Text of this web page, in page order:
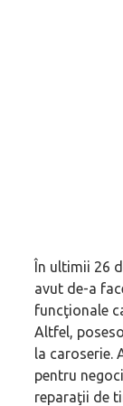
În ultimii 26
avut de-a
funcţionale
Altfel,
la caroserie.
pentru
reparaţii de